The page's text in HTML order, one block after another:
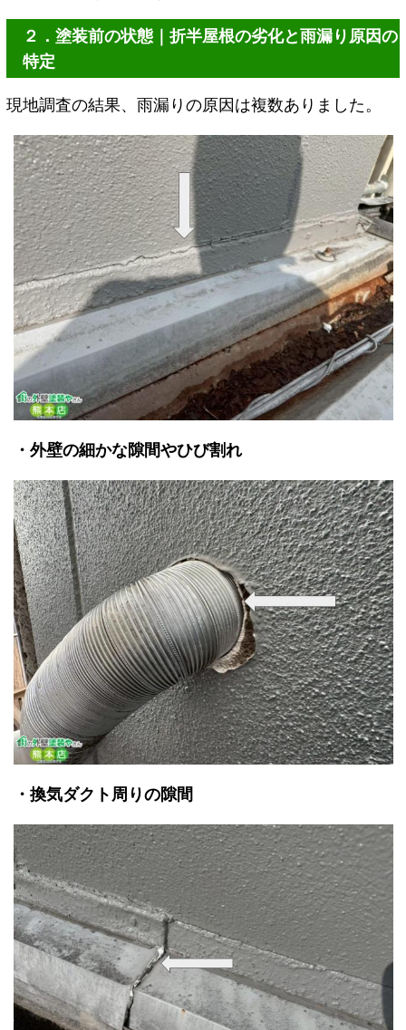
２．塗装前の状態｜折半屋根の劣化と雨漏り原因の
特定
現地調査の結果、雨漏りの原因は複数ありました。
・外壁の細かな隙間やひび割れ
・換気ダクト周りの隙間